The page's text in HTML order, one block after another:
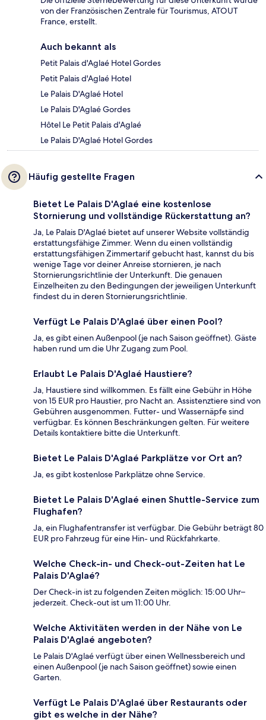
von der Französischen Zentrale für Tourismus, ATOUT
France, erstellt.
Auch bekannt als
Petit Palais d'Aglaé Hotel Gordes
Petit Palais d'Aglaé Hotel
Le Palais D'Aglaé Hotel
Le Palais D'Aglaé Gordes
Hôtel Le Petit Palais d'Aglaé
Le Palais D'Aglaé Hotel Gordes
Häufig gestellte Fragen
Bietet Le Palais D'Aglaé eine kostenlose
Stornierung und vollständige Rückerstattung an?
Ja, Le Palais D'Aglaé bietet auf unserer Website vollständig
erstattungsfähige Zimmer. Wenn du einen vollständig
erstattungsfähigen Zimmertarif gebucht hast, kannst du bis
wenige Tage vor deiner Anreise stornieren, je nach
Stornierungsrichtlinie der Unterkunft. Die genauen
Einzelheiten zu den Bedingungen der jeweiligen Unterkunft
findest du in deren Stornierungsrichtlinie.
Verfügt Le Palais D'Aglaé über einen Pool?
Ja, es gibt einen Außenpool (je nach Saison geöffnet). Gäste
haben rund um die Uhr Zugang zum Pool.
Erlaubt Le Palais D'Aglaé Haustiere?
Ja, Haustiere sind willkommen. Es fällt eine Gebühr in Höhe
von 15 EUR pro Haustier, pro Nacht an. Assistenztiere sind von
Gebühren ausgenommen. Futter- und Wassernäpfe sind
verfügbar. Es können Beschränkungen gelten. Für weitere
Details kontaktiere bitte die Unterkunft.
Bietet Le Palais D'Aglaé Parkplätze vor Ort an?
Ja, es gibt kostenlose Parkplätze ohne Service.
Bietet Le Palais D'Aglaé einen Shuttle-Service zum
Flughafen?
Ja, ein Flughafentransfer ist verfügbar. Die Gebühr beträgt 80
EUR pro Fahrzeug für eine Hin- und Rückfahrkarte.
Welche Check-in- und Check-out-Zeiten hat Le
Palais D'Aglaé?
Der Check-in ist zu folgenden Zeiten möglich: 15:00 Uhr–
jederzeit. Check-out ist um 11:00 Uhr.
Welche Aktivitäten werden in der Nähe von Le
Palais D'Aglaé angeboten?
Le Palais D'Aglaé verfügt über einen Wellnessbereich und
einen Außenpool (je nach Saison geöffnet) sowie einen
Garten.
Verfügt Le Palais D'Aglaé über Restaurants oder
gibt es welche in der Nähe?